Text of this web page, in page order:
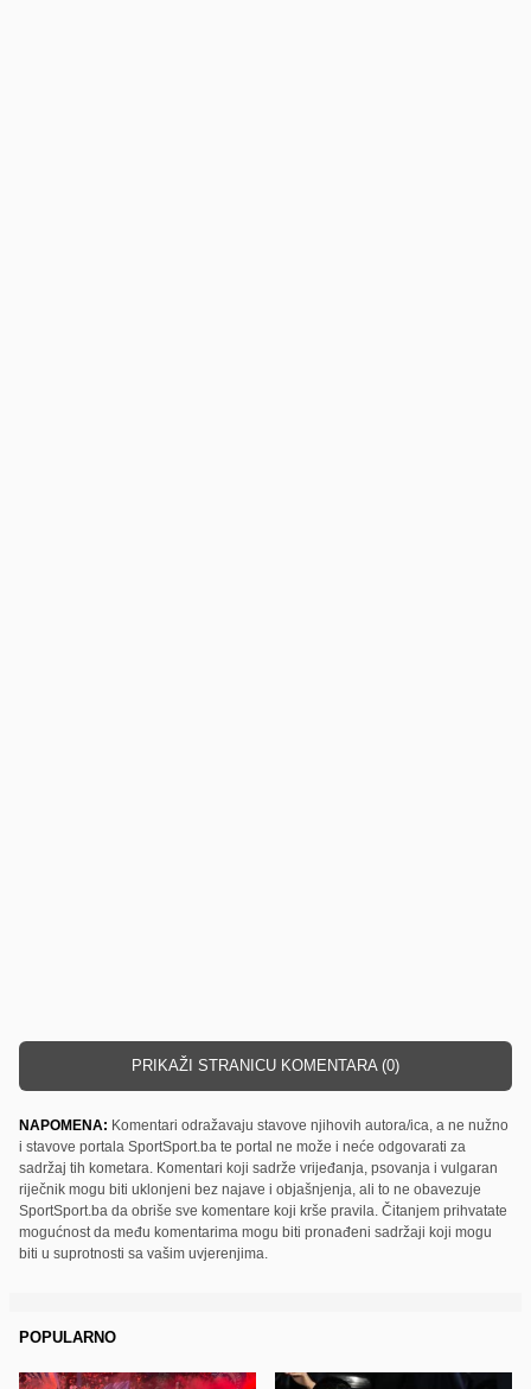
PRIKAŽI STRANICU KOMENTARA (0)
NAPOMENA: Komentari odražavaju stavove njihovih autora/ica, a ne nužno
i stavove portala SportSport.ba te portal ne može i neće odgovarati za
sadržaj tih kometara. Komentari koji sadrže vrijeđanja, psovanja i vulgaran
riječnik mogu biti uklonjeni bez najave i objašnjenja, ali to ne obavezuje
SportSport.ba da obriše sve komentare koji krše pravila. Čitanjem prihvatate
mogućnost da među komentarima mogu biti pronađeni sadržaji koji mogu
biti u suprotnosti sa vašim uvjerenjima.
POPULARNO